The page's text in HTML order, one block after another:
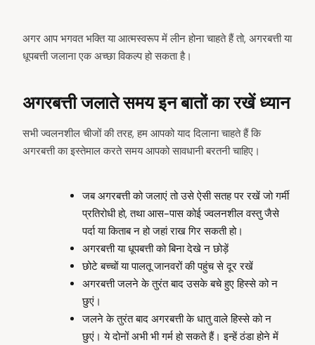
अगर आप भगवत भक्ति या आत्मस्वरूप में लीन होना चाहते हैं तो, अगरबत्ती या
धूपबत्ती जलाना एक अच्छा विकल्प हो सकता है।
अगरबत्ती जलाते समय इन बातों का रखें ध्यान
सभी ज्वलनशील चीजों की तरह, हम आपको याद दिलाना चाहते हैं कि
अगरबत्ती का इस्तेमाल करते समय आपको सावधानी बरतनी चाहिए।
जब अगरबत्ती को जलाएं तो उसे ऐसी सतह पर रखें जो गर्मी
प्रतिरोधी हो, तथा आस-पास कोई ज्वलनशील वस्तु जैसे
पर्दा या किताब न हो जहां राख गिर सकती हो।
अगरबत्ती या धूपबत्ती को बिना देखे न छोड़ें
छोटे बच्चों या पालतू जानवरों की पहुंच से दूर रखें
अगरबत्ती जलने के तुरंत बाद उसके बचे हुए हिस्से को न
छुएं।
जलने के तुरंत बाद अगरबत्ती के धातु वाले हिस्से को न
छुएं। ये दोनों अभी भी गर्म हो सकते हैं। इन्हें ठंडा होने में